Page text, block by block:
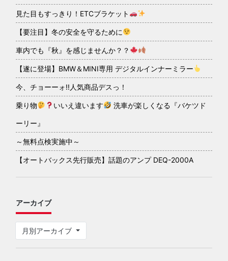
見た目もすっきり！ETCブラケット
【要注目】冬の安全を守るために
車内でも『秋』を感じませんか？？
【遂に登場】BMW＆MINI専用 デジタルインナーミラー
今、チョーーォ!!人気商品デスっ！
乗り物 いいえ違います 洗車が楽しくなる『バケツド
ーリー』
～無料点検実施中～
【オートバックス先行販売】話題のアンプ DEQ-2000A
アーカイブ
月別アーカイブ